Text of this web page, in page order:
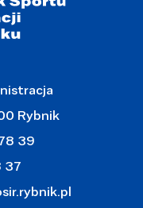
Rybnik
39
37